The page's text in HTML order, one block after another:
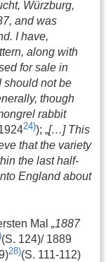
Würzburg,
and was
I have,
along with
for sale in
should not be
though
rabbit
24)); „[…] This
that the variety
the last half-
England about
Mal „1887
(S. 124)/ 1889
28)(S. 111-112)